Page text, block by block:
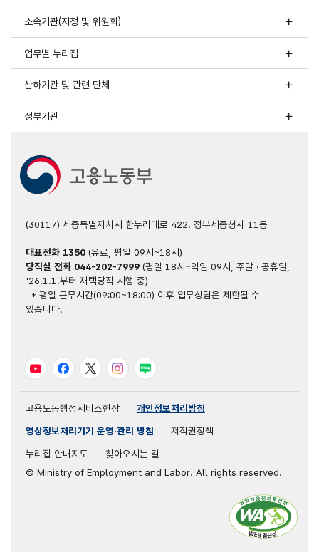
소속기관(지청 및 위원회)
업무별 누리집
산하기관 및 관련 단체
정부기관
(30117) 세종특별자치시 한누리대로 422. 정부세종청사 11동
대표전화 1350(유료, 평일 09시~18시)
당직실 전화 044-202-7999(평일 18시~익일 09시, 주말 · 공휴일,
'26.1.1.부터 재택당직 시행 중)
* 평일 근무시간(09:00~18:00) 이후 업무상담은 제한될 수
있습니다.
유튜브 페이스북트위터 인스타그램
블로그
고용노동행정서비스헌장
개인정보처리방침
영상정보처리기기 운영·관리 방침
저작권정책
누리집 안내지도
찾아오시는 길
© Ministry of Employment and Labor. All rights reserved.